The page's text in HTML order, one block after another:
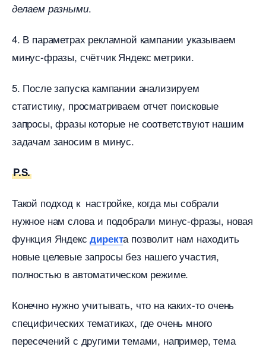
делаем разными.
4. В параметрах рекламной кампании указываем
минус-фразы, счётчик Яндекс метрики.
5. После запуска кампании анализируем
статистику, просматриваем отчет поисковые
запросы, фразы которые не соответствуют нашим
задачам заносим в минус.
P.S.
Такой подход к настройке, когда мы собрали
нужное нам слова и подобрали минус-фразы, новая
функция Яндексдиректа позволит нам находить
новые целевые запросы без нашего участия,
полностью в автоматическом режиме.
Конечно нужно учитывать, что на каких-то очень
специфических тематиках, где очень много
пересечений с другими темами, например, тема